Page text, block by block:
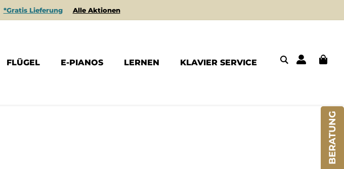
*Gratis Lieferung Alle Aktionen
FLÜGEL E-PIANOS LERNEN KLAVIER SERVICE
BERATUNG